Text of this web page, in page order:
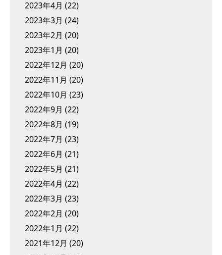
2023年4月 (22)
2023年3月 (24)
2023年2月 (20)
2023年1月 (20)
2022年12月 (20)
2022年11月 (20)
2022年10月 (23)
2022年9月 (22)
2022年8月 (19)
2022年7月 (23)
2022年6月 (21)
2022年5月 (21)
2022年4月 (22)
2022年3月 (23)
2022年2月 (20)
2022年1月 (22)
2021年12月 (20)